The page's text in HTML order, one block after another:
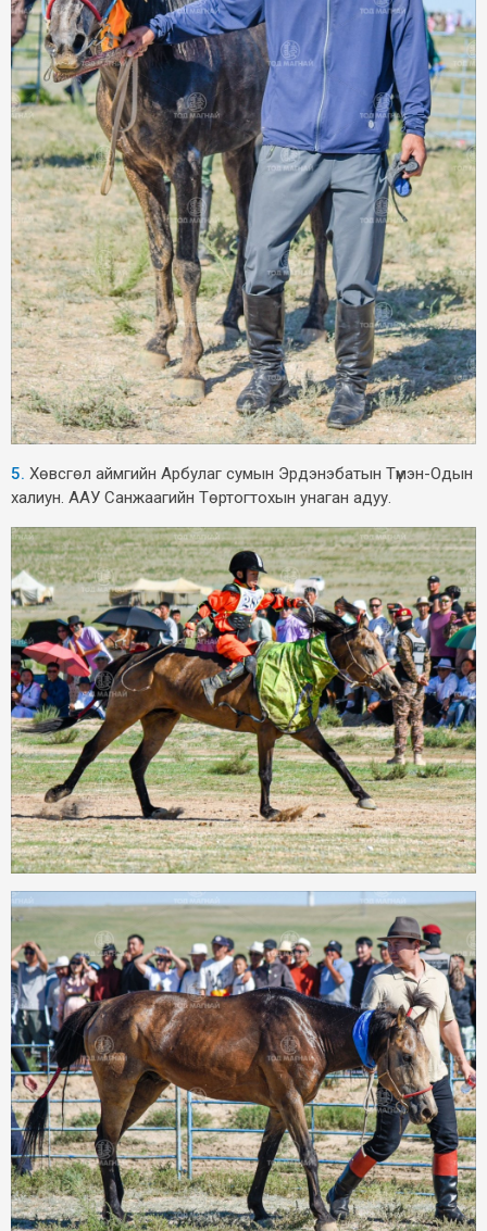
5. Хөвсгөл аймгийн Арбулаг сумын Эрдэнэбатын Түмэн-Одын
халиун. ААУ Санжаагийн Төртогтохын унаган адуу.